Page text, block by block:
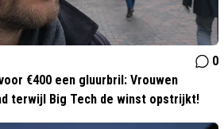
0
€400 een gluurbril: Vrouwen
terwijl Big Tech de winst opstrijkt!